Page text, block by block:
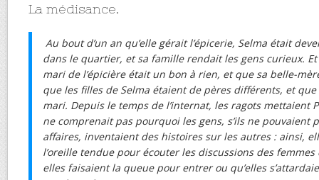
La médisance.
Au bout d’un an qu’elle gérait l’épicerie, Selma était
dans le quartier, et sa famille rendait les gens curieux.
mari de l’épicière était un bon à rien, et que sa belle-
que les filles de Selma étaient de pères différents, et
mari. Depuis le temps de l’internat, les ragots mettaient
ne comprenait pas pourquoi les gens, s’ils ne pouvaient
affaires, inventaient des histoires sur les autres : ainsi,
l’oreille tendue pour écouter les discussions des
elles faisaient la queue pour entrer ou qu’elles